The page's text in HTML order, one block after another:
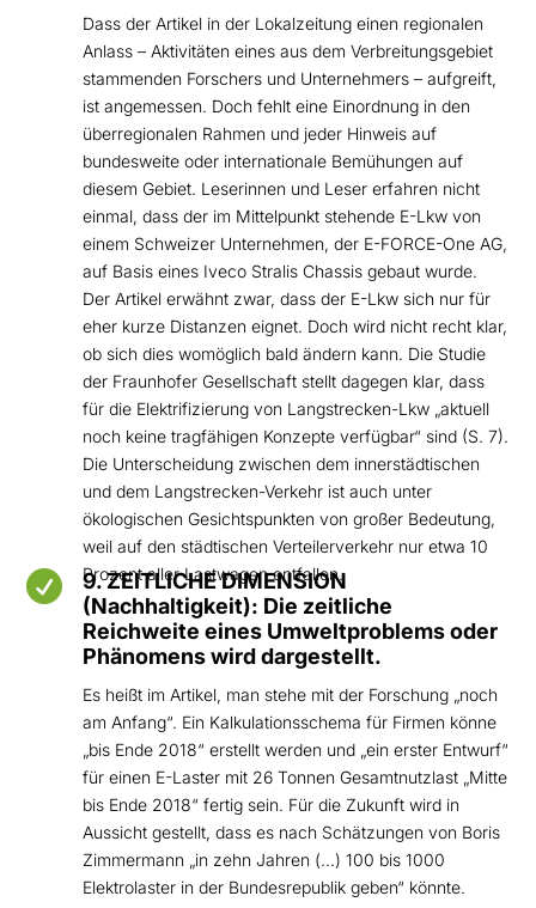
Dass der Artikel in der Lokalzeitung einen regionalen
Anlass – Aktivitäten eines aus dem Verbreitungsgebiet
stammenden Forschers und Unternehmers – aufgreift,
ist angemessen. Doch fehlt eine Einordnung in den
überregionalen Rahmen und jeder Hinweis auf
bundesweite oder internationale Bemühungen auf
diesem Gebiet. Leserinnen und Leser erfahren nicht
einmal, dass der im Mittelpunkt stehende E-Lkw von
einem Schweizer Unternehmen, der E-FORCE-One AG,
auf Basis eines Iveco Stralis Chassis gebaut wurde.
Der Artikel erwähnt zwar, dass der E-Lkw sich nur für
eher kurze Distanzen eignet. Doch wird nicht recht klar,
ob sich dies womöglich bald ändern kann. Die Studie
der Fraunhofer Gesellschaft stellt dagegen klar, dass
für die Elektrifizierung von Langstrecken-Lkw „aktuell
noch keine tragfähigen Konzepte verfügbar“ sind (S. 7).
Die Unterscheidung zwischen dem innerstädtischen
und dem Langstrecken-Verkehr ist auch unter
ökologischen Gesichtspunkten von großer Bedeutung,
weil auf den städtischen Verteilerverkehr nur etwa 10
Prozent aller Lastwagen entfallen.

9. ZEITLICHE DIMENSION
(Nachhaltigkeit): Die zeitliche
Reichweite eines Umweltproblems oder
Phänomens wird dargestellt.
Es heißt im Artikel, man stehe mit der Forschung „noch
am Anfang“. Ein Kalkulationsschema für Firmen könne
„bis Ende 2018“ erstellt werden und „ein erster Entwurf“
für einen E-Laster mit 26 Tonnen Gesamtnutzlast „Mitte
bis Ende 2018“ fertig sein. Für die Zukunft wird in
Aussicht gestellt, dass es nach Schätzungen von Boris
Zimmermann „in zehn Jahren (…) 100 bis 1000
Elektrolaster in der Bundesrepublik geben“ könnte.